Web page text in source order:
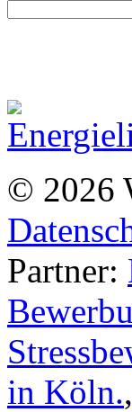
© 2026
Partner:
in Köln.,